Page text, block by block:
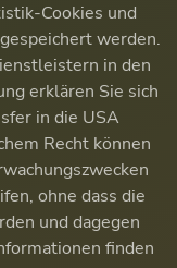
Cookies und
werden.
in den
erklären Sie sich
in die USA
Recht können
ohne dass die
und dagegen
finden